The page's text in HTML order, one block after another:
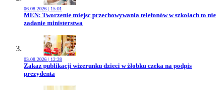
06.08.2026 | 15:01
Przejdź do artykułu:
MEN: Tworzenie miejsc przechowywania telefonów w szkołach to nie
zadanie ministerstwa
03.08.2026 | 12:28
Przejdź do artykułu:
Zakaz publikacji wizerunku dzieci w żłobku czeka na podpis
prezydenta